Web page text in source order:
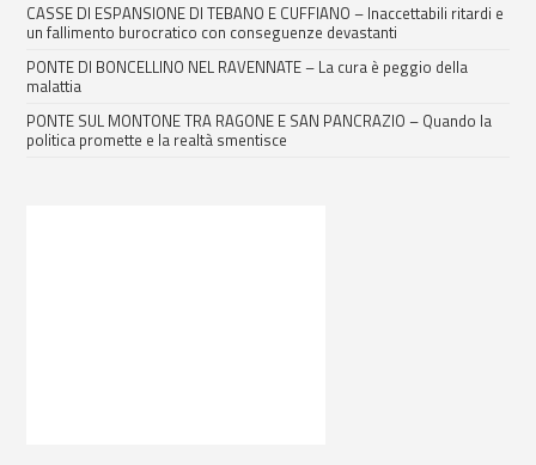
CASSE DI ESPANSIONE DI TEBANO E CUFFIANO – Inaccettabili ritardi e
un fallimento burocratico con conseguenze devastanti
PONTE DI BONCELLINO NEL RAVENNATE – La cura è peggio della
malattia
PONTE SUL MONTONE TRA RAGONE E SAN PANCRAZIO – Quando la
politica promette e la realtà smentisce